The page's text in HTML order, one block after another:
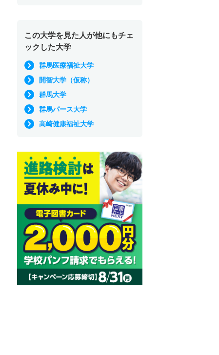
この大学を見た人が他にもチェ
ックした大学
群馬医療福祉大学
開智大学（仮称）
群馬大学
群馬パース大学
高崎健康福祉大学